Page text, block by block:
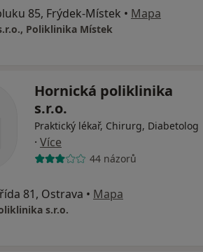
85, Frýdek-Místek • Mapa
Poliklinika Místek
Hornická poliklinika
s.r.o.
Praktický lékař, Chirurg, Diabetolog
· Více
44 názorů
81, Ostrava • Mapa
s.r.o.